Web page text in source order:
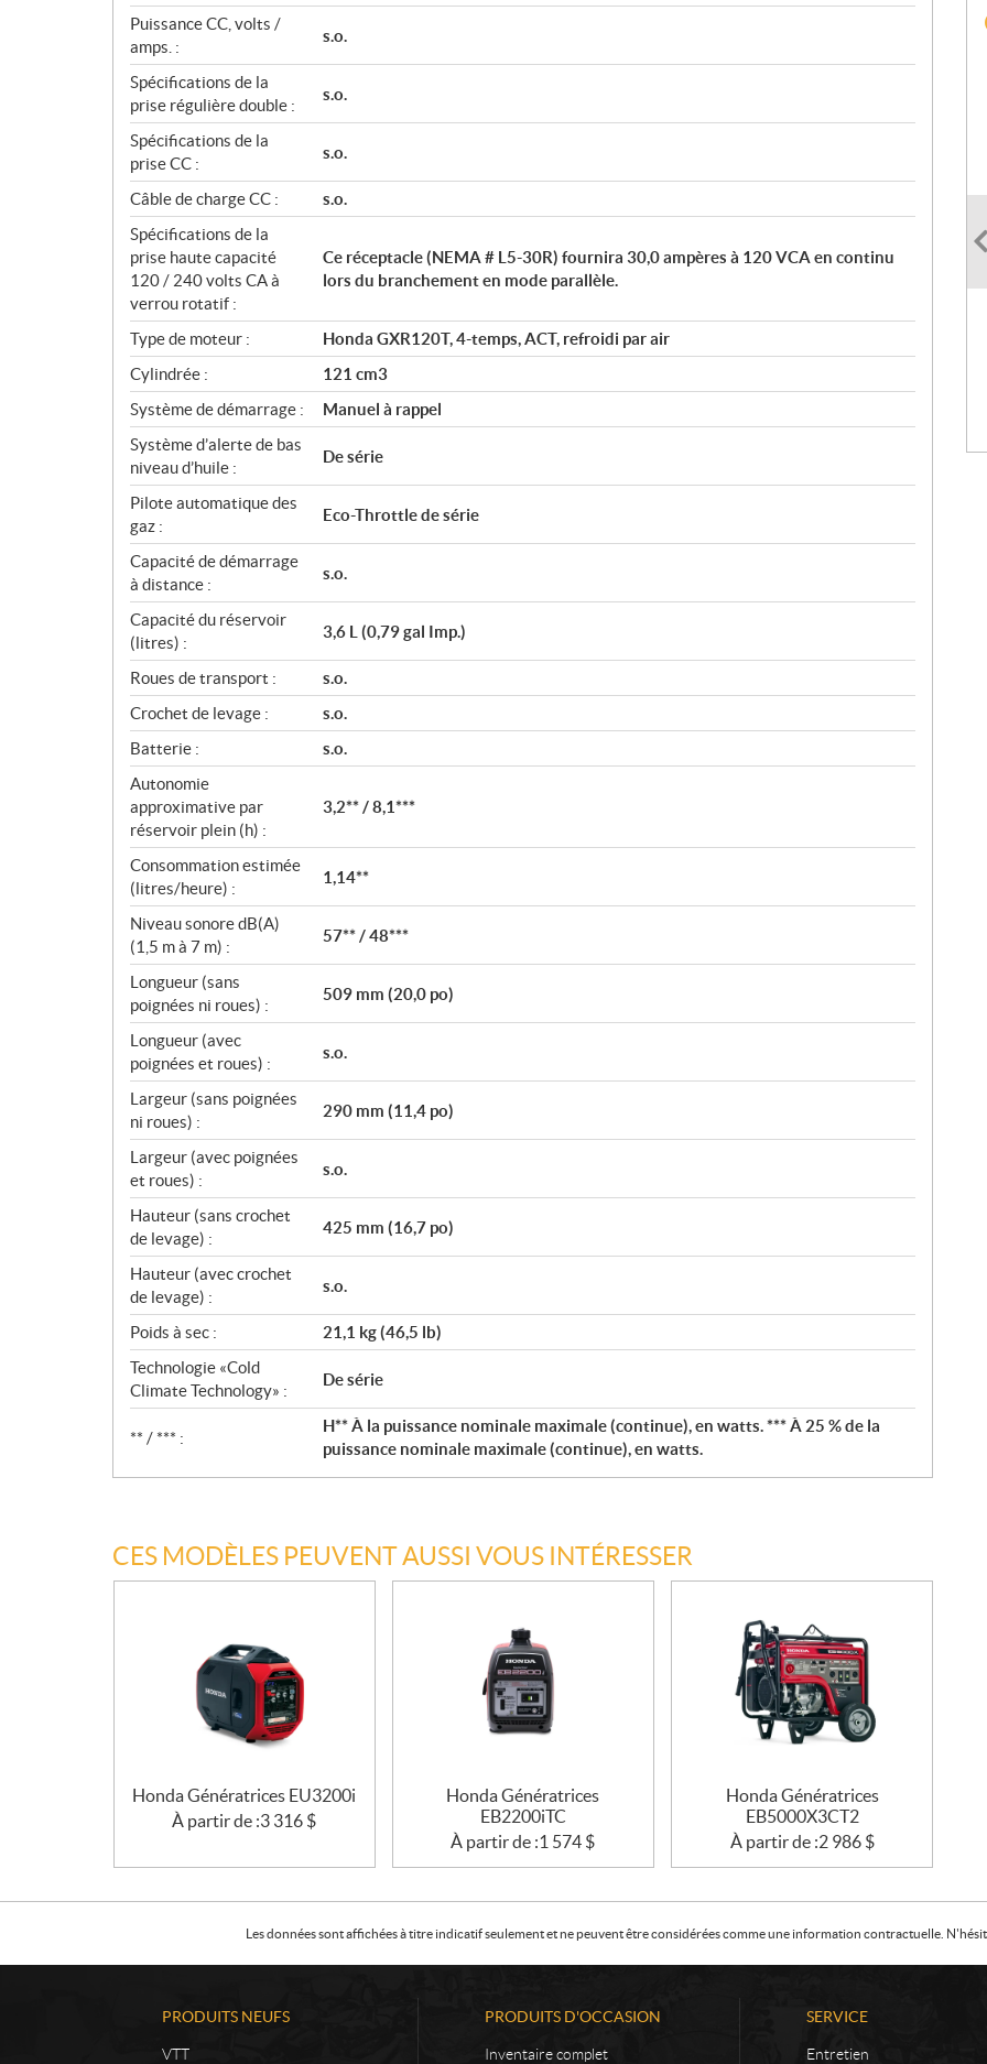
Puissance CC, volts /
amps. :
s.o.
Spécifications de la
prise régulière double :
s.o.
Spécifications de la
prise CC :
s.o.
Câble de charge CC :
s.o.
Spécifications de la
prise haute capacité
120 / 240 volts CA à
verrou rotatif :
Ce réceptacle (NEMA # L5-30R) fournira 30,0 ampères à 120 VCA en continu
lors du branchement en mode parallèle.
Type de moteur :
Honda GXR120T, 4-temps, ACT, refroidi par air
Cylindrée :
121 cm3
Système de démarrage :
Manuel à rappel
Système d’alerte de bas
niveau d’huile :
De série
Pilote automatique des
gaz :
Eco-Throttle de série
Capacité de démarrage
à distance :
s.o.
Capacité du réservoir
(litres) :
3,6 L (0,79 gal Imp.)
Roues de transport :
s.o.
Crochet de levage :
s.o.
Batterie :
s.o.
Autonomie
approximative par
réservoir plein (h) :
3,2** / 8,1***
Consommation estimée
(litres/heure) :
1,14**
Niveau sonore dB(A)
(1,5 m à 7 m) :
57** / 48***
Longueur (sans
poignées ni roues) :
509 mm (20,0 po)
Longueur (avec
poignées et roues) :
s.o.
Largeur (sans poignées
ni roues) :
290 mm (11,4 po)
Largeur (avec poignées
et roues) :
s.o.
Hauteur (sans crochet
de levage) :
425 mm (16,7 po)
Hauteur (avec crochet
de levage) :
s.o.
Poids à sec :
21,1 kg (46,5 lb)
Technologie «Cold
Climate Technology» :
De série
** / *** :
H** À la puissance nominale maximale (continue), en watts. *** À 25 % de la
puissance nominale maximale (continue), en watts.
CES MODÈLES PEUVENT AUSSI VOUS INTÉRESSER
Honda Génératrices EU3200i
À partir de :3 316 $
Honda Génératrices
EB2200iTC
À partir de :1 574 $
Honda Génératrices
EB5000X3CT2
À partir de :2 986 $
Les données sont affichées à titre indicatif seulement et ne peuvent être considérées comme une information contractuelle.
PRODUITS NEUFS
VTT
PRODUITS D'OCCASION
Inventaire complet
SERVICE
Entretien